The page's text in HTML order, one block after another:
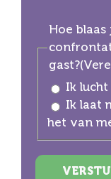
Hoe
gast?
Ik
Ik laat
het van